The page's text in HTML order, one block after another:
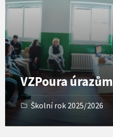
VZPoura úrazům
Školní rok 2025/2026
G
l
l
e
r
y